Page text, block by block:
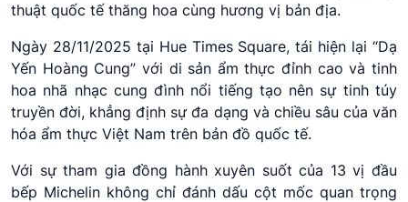
thuật quốc tế thăng hoa cùng hương vị bản địa.
Ngày 28/11/2025 tại Hue Times Square, tái hiện lại “Dạ
Yến Hoàng Cung” với di sản ẩm thực đỉnh cao và tinh
hoa nhã nhạc cung đình nổi tiếng tạo nên sự tinh túy
truyền đời, khẳng định sự đa dạng và chiều sâu của văn
hóa ẩm thực Việt Nam trên bản đồ quốc tế.
Với sự tham gia đồng hành xuyên suốt của 13 vị đầu
bếp Michelin không chỉ đánh dấu cột mốc quan trọng